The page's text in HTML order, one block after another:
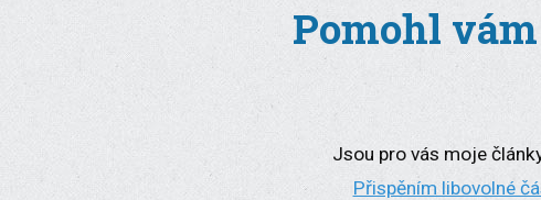
Pomohl
Jsou pro vás moje
Přispěním libovolné